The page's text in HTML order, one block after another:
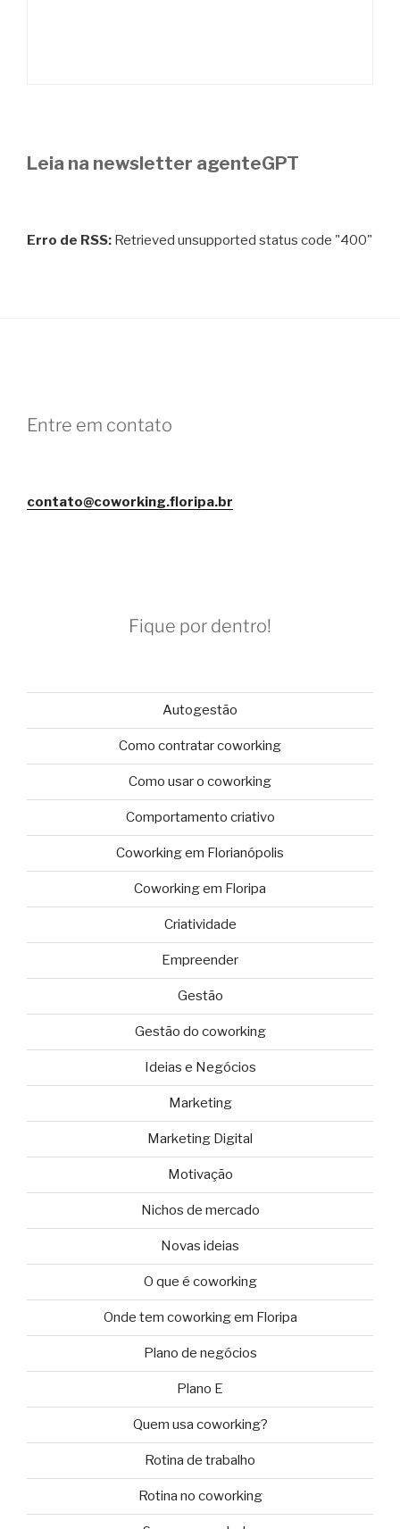
Leia na newsletter agenteGPT
Erro de RSS: Retrieved unsupported status code "400"
Entre em contato
contato@coworking.floripa.br
Fique por dentro!
Autogestão
Como contratar coworking
Como usar o coworking
Comportamento criativo
Coworking em Florianópolis
Coworking em Floripa
Criatividade
Empreender
Gestão
Gestão do coworking
Ideias e Negócios
Marketing
Marketing Digital
Motivação
Nichos de mercado
Novas ideias
O que é coworking
Onde tem coworking em Floripa
Plano de negócios
Plano E
Quem usa coworking?
Rotina de trabalho
Rotina no coworking